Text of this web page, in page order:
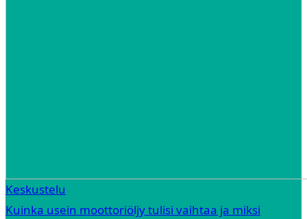
Keskustelu
Kuinka usein moottoriöljy tulisi vaihtaa ja miksi